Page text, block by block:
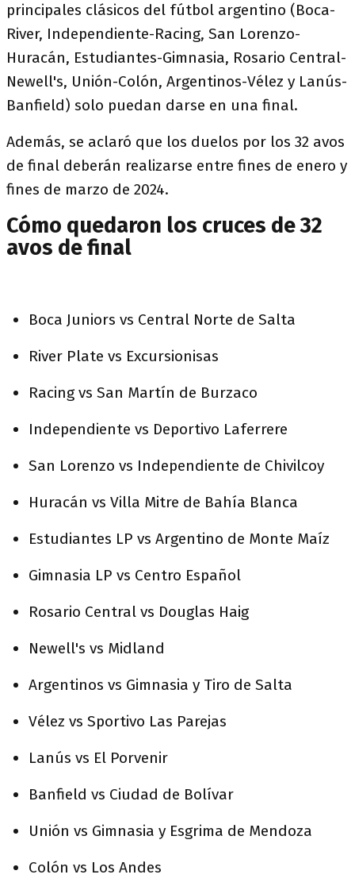
principales clásicos del fútbol argentino (Boca-
River, Independiente-Racing, San Lorenzo-
Huracán, Estudiantes-Gimnasia, Rosario Central-
Newell's, Unión-Colón, Argentinos-Vélez y Lanús-
Banfield) solo puedan darse en una final.
Además, se aclaró que los duelos por los 32 avos
de final deberán realizarse entre fines de enero y
fines de marzo de 2024.
Cómo quedaron los cruces de 32
avos de final
Boca Juniors vs Central Norte de Salta
River Plate vs Excursionisas
Racing vs San Martín de Burzaco
Independiente vs Deportivo Laferrere
San Lorenzo vs Independiente de Chivilcoy
Huracán vs Villa Mitre de Bahía Blanca
Estudiantes LP vs Argentino de Monte Maíz
Gimnasia LP vs Centro Español
Rosario Central vs Douglas Haig
Newell's vs Midland
Argentinos vs Gimnasia y Tiro de Salta
Vélez vs Sportivo Las Parejas
Lanús vs El Porvenir
Banfield vs Ciudad de Bolívar
Unión vs Gimnasia y Esgrima de Mendoza
Colón vs Los Andes